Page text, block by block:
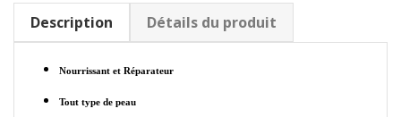
Description Détails du produit
Nourrissant et Réparateur
Tout type de peau